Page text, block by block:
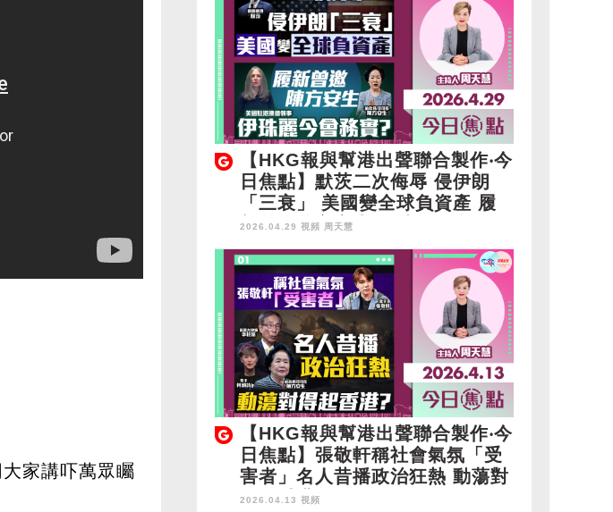
家講吓萬眾矚
【HKG報與幫港出聲聯合製作‧今
日焦點】默茨二次侮辱 侵伊朗
「三衰」 美國變全球負資產 履
新曾邀陳方安生 伊珠麗今會務
實？
2026.04.29 視頻 周天慧
【HKG報與幫港出聲聯合製作‧今
日焦點】張敬軒稱社會氣氛「受
害者」名人昔播政治狂熱 動蕩對
得起香港？
2026.04.13 視頻